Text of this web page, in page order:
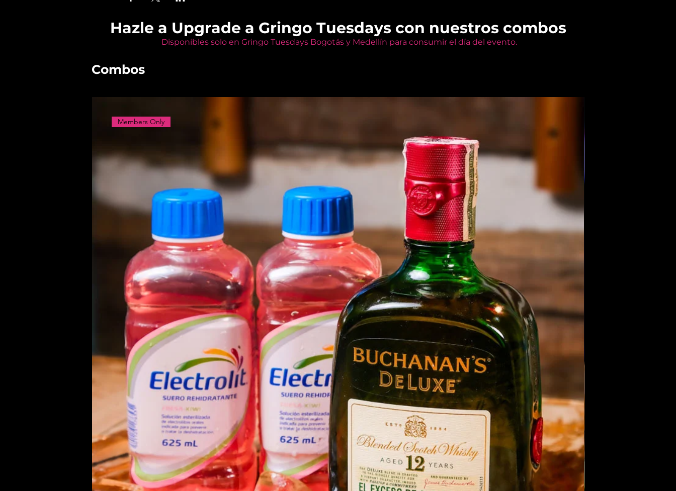
Hazle a Upgrade a Gringo Tuesdays con nuestros combos
Disponibles solo en Gringo Tuesdays Bogotás y Medellín para consumir el día del evento.
Combos
Members Only